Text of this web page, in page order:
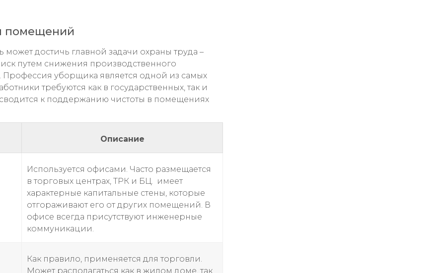
помещений
достичь главной задачи охраны труда –
путем снижения производственного
уборщика является одной из самых
требуются как в государственных, так и
сводится к поддержанию чистоты в помещениях
Описание
Используется офисами. Часто размещается
в торговых центрах, ТРК и БЦ. имеет
характерные капитальные стены, которые
отгораживают его от других помещений. В
офисе всегда присутствуют инженерные
коммуникации.
Как правило, применяется для торговли.
Может располагаться как в жилом доме, так